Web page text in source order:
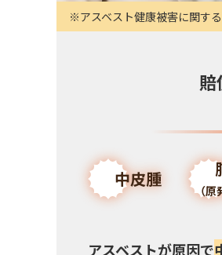
アスベスト健康被害に関す
賠
中皮腫
（原
アスベストが原因で